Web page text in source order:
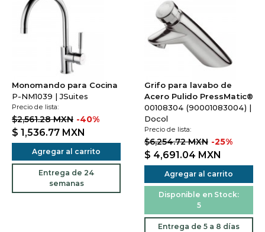
Monomando para Cocina
P-NM1039 | JSuites
Precio de lista:
$2,561.28 MXN -40%
$ 1,536.77 MXN
Agregar al carrito
Entrega de 24
semanas
Grifo para lavabo de
Acero Pulido PressMatic®
00108304 (90001083004) |
Docol
Precio de lista:
$6,254.72 MXN -25%
$ 4,691.04 MXN
Agregar al carrito
Disponible en Stock:
5
Entrega de 5 a 8 días